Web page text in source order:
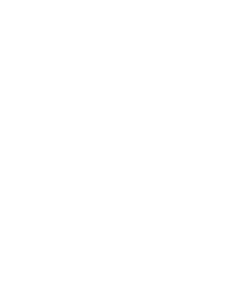
先享後付」服務完成之
，並將交易相關給付款項請
：
監護人之同意方可使用
之損失，本公司不負相關責
帳號之用戶狀況，依本公司
足之情形，本公司將視審查
冊。若發現惡意使用之情
之使用額度並採取法律行